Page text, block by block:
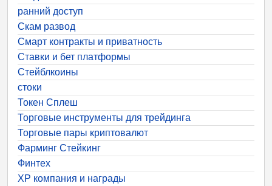
ранний доступ
Скам развод
Смарт контракты и приватность
Ставки и бет платформы
Стейблкоины
стоки
Токен Сплеш
Торговые инструменты для трейдинга
Торговые пары криптовалют
Фарминг Стейкинг
Финтех
ХР компания и награды